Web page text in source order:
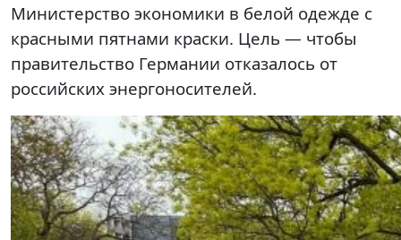
Министерство экономики в белой одежде с
красными пятнами краски. Цель — чтобы
правительство Германии отказалось от
российских энергоносителей.